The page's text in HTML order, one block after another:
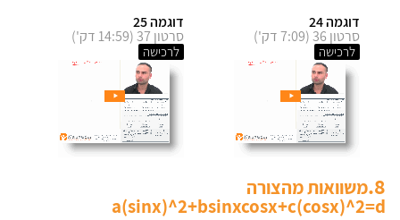
דוגמה 24
סרטון 36 (7:09 דק')
לרכישה
דוגמה 25
סרטון 37 (14:59 דק')
לרכישה
8. משוואות מהצורה
a(sinx)^2+bsinxcosx+c(cosx)^2=d